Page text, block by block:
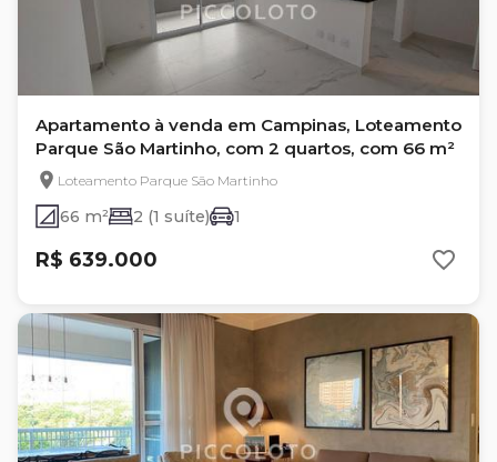
Apartamento à venda em Campinas, Loteamento
Parque São Martinho, com 2 quartos, com 66 m²
Loteamento Parque São Martinho
66 m² 2 (1 suíte) 1
R$ 639.000